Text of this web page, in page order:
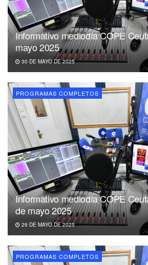
Informativo mediodía COPE
mayo 2025
30 DE MAYO DE 2025
PROGRAMAS COMPLETOS
Informativo mediodía COPE
de mayo 2025
29 DE MAYO DE 2025
PROGRAMAS COMPLETOS